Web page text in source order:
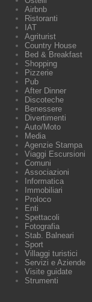
Airbnb
Ristoranti
IAT
Agriturist
Country House
Bed & Breakfast
Shopping
Pizzerie
Pub
After Dinner
Discoteche
Benessere
Divertimenti
Auto/Moto
Media
Agenzie Stampa
Viaggi Escursioni
Comuni
Associazioni
Informatica
Immobiliari
Proloco
Enti
Spettacoli
Fotografia
Stab. Balneari
Sport
Villaggi turistici
Servizi e Aziende
Visite guidate
Strumenti